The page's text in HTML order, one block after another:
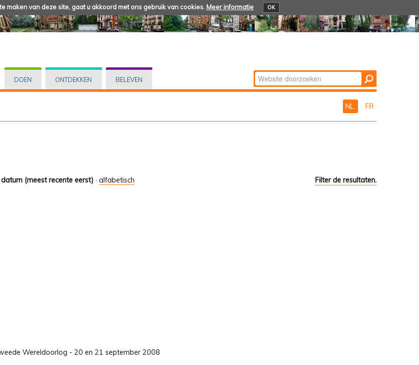
van deze site, gaat u akkoord met ons gebruik van cookies. Meer informatie OK
DOEN ONTDEKKEN BELEVEN Zoek
Geavanceerd
NL FR
Filter de resultaten.
datum (meest recente eerst) · alfabetisch
Wereldoorlog - 20 en 21 september 2008